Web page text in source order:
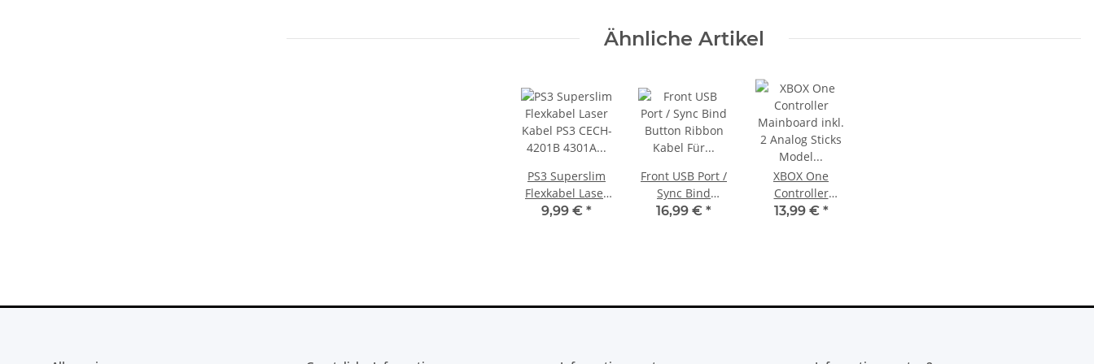
Ähnliche Artikel
PS3 Superslim
Flexkabel Laser
Kabel PS3 CECH-
9,99 € *
Front USB Port /
Sync Bind
Button Ribbon
16,99 € *
XBOX One
Controller
Mainboard inkl.
13,99 € *